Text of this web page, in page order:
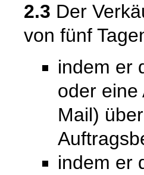
2.3 Der
von fünf
indem er
oder eine
Mail)
indem er